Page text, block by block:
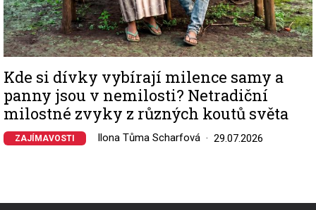
Kde si dívky vybírají milence samy a
panny jsou v nemilosti? Netradiční
milostné zvyky z různých koutů světa
ZAJÍMAVOSTI Ilona Tůma Scharfová 29.07.2026